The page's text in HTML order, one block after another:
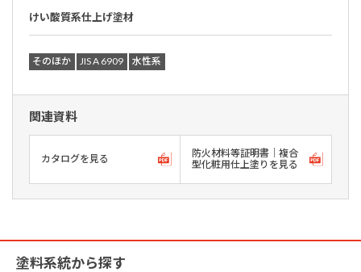
けい酸質系仕上げ塗材
そのほか JIS A 6909 水性系
関連資料
カタログを見る
防火材料等証明書｜複合
型化粧用仕上塗りを見る
塗料系統から探す